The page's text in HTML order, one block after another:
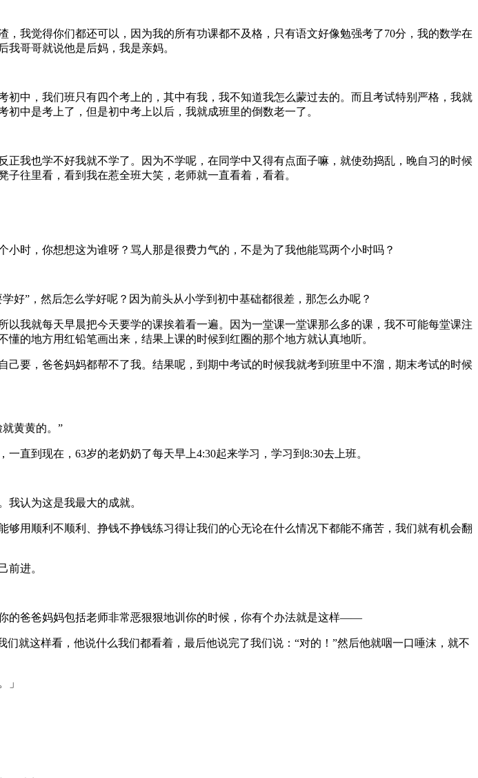
我觉得你们都还可以，因为我的所有功课都不及格，只有语文好像勉强考了70分，我的数学在
哥哥就说他是后妈，我是亲妈。
中，我们班只有四个考上的，其中有我，我不知道我怎么蒙过去的。而且考试特别严格，我就
中是考上了，但是初中考上以后，我就成班里的倒数老一了。
我也学不好我就不学了。因为不学呢，在同学中又得有点面子嘛，就使劲捣乱，晚自习的时候
往里看，看到我在惹全班大笑，老师就一直看着，看着。
时，你想想这为谁呀？骂人那是很费力气的，不是为了我他能骂两个小时吗？
好”，然后怎么学好呢？因为前头从小学到初中基础都很差，那怎么办呢？
我就每天早晨把今天要学的课挨着看一遍。因为一堂课一堂课那么多的课，我不可能每堂课注
的地方用红铅笔画出来，结果上课的时候到红圈的那个地方就认真地听。
要，爸爸妈妈都帮不了我。结果呢，到期中考试的时候我就考到班里中不溜，期末考试的时候
黄黄的。”
直到现在，63岁的老奶奶了每天早上4:30起来学习，学习到8:30去上班。
认为这是我最大的成就。
用顺利不顺利、挣钱不挣钱练习得让我们的心无论在什么情况下都能不痛苦，我们就有机会翻
前进。
的爸爸妈妈包括老师非常恶狠狠地训你的时候，你有个办法就是这样——
就这样看，他说什么我们都看着，最后他说完了我们说：“对的！”然后他就咽一口唾沫，就不
」